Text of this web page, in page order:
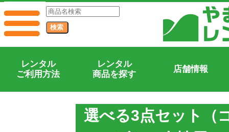
レンタル
ご利用方法
レンタル
商品を探す
店舗情報
選べる3点セット（